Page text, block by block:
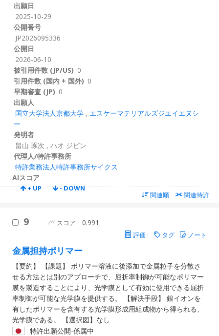
出願日
2025-10-29
公開番号
JP2026095336
公開日
2026-06-10
被引用件数 (JP/US) 0
引用件数 (国内 + 国外) 0
早期審査 (JP) 0
出願人
国立大学法人京都大学 , エスケーマテリアルズジエイエヌシ
ー
発明者
畠山 琢次 , ハオ ジピン
代理人/特許事務所
特許業務法人特許事務所サイクス
AIスコア
+ UP - DOWN
関連順 関連特許
9 スコア 0.991
評価 : タグ ノート
金属担持ポリマー
【要約】 【課題】 ポリマー溶液に後添加で金属粒子を分散さ
せる方法とは別のアプローチで、屈折率制御が可能なポリマー
膜を製造することにより、光学膜として有効に使用できる屈折
率制御が可能な光学膜を提供する。 【解決手段】 銀イオンを
有したポリマーを含有する光学膜形成用組成物から得られる、
光学膜である。 【選択図】なし
特許出願公開-係属中